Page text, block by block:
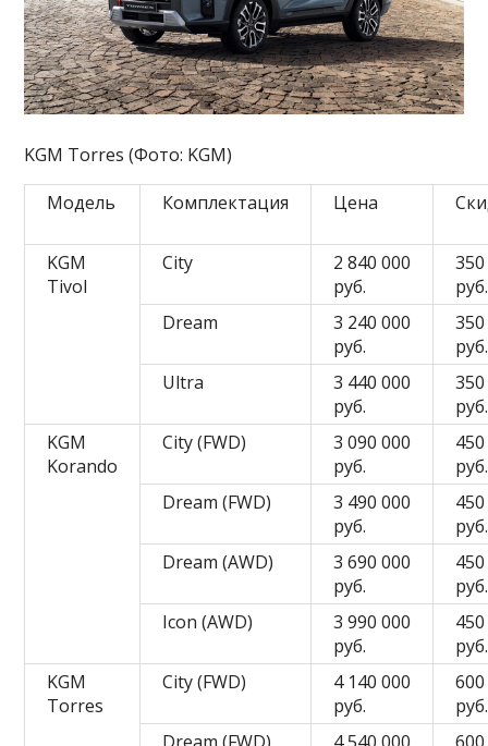
KGM Torres (Фото: KGM)
Модель
Комплектация Цена
KGM
Tivol
City
2 840 000
руб.
руб.
Dream
3 240 000
руб.
руб.
Ultra
3 440 000
руб.
руб.
KGM
Korando
City (FWD)
3 090 000
руб.
руб.
Dream (FWD)
3 490 000
руб.
руб.
Dream (AWD)
3 690 000
руб.
руб.
Icon (AWD)
3 990 000
руб.
руб.
KGM
Torres
City (FWD)
4 140 000
руб.
руб.